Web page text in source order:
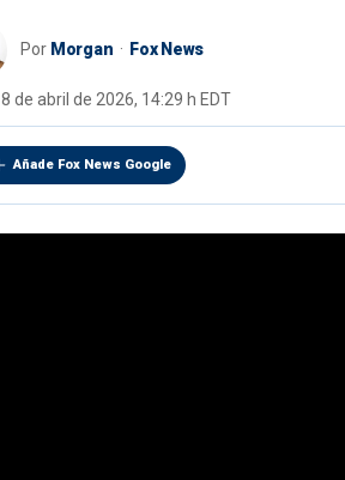
Por Morgan Fox News
8 de abril de 2026, 14:29 h EDT
Añade Fox News Google